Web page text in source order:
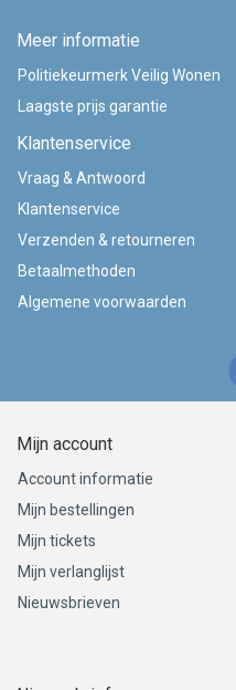
Meer informatie
Politiekeurmerk Veilig Wonen
Laagste prijs garantie
Klantenservice
Vraag & Antwoord
Klantenservice
Verzenden & retourneren
Betaalmethoden
Algemene voorwaarden
Mijn account
Account informatie
Mijn bestellingen
Mijn tickets
Mijn verlanglijst
Nieuwsbrieven